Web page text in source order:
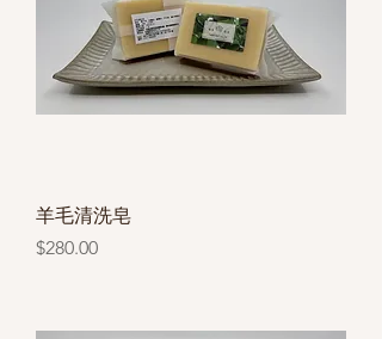
羊毛清洗皂
價格
$280.00